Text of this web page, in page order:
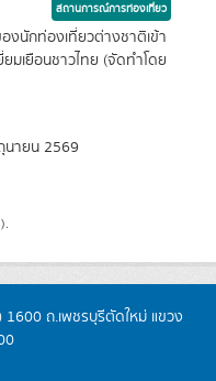
สถานการณ์การท่องเที่ยว
งนักท่องเที่ยวต่างชาติเข้า
มเยือนชาวไทย (จัดทำโดย
ายน 2569
).
1600 ถ.เพชรบุรีตัดใหม่ แขวง